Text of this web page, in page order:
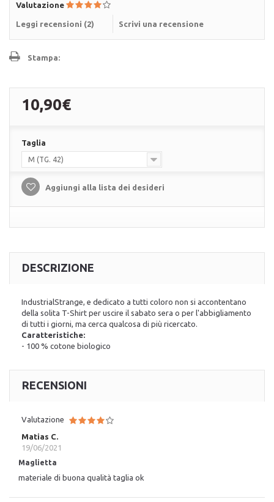
Valutazione
Leggi recensioni (2) Scrivi una recensione
Stampa:
10,90€
Taglia
M (TG. 42)
Aggiungi alla lista dei desideri
DESCRIZIONE
IndustrialStrange, e dedicato a tutti coloro non si accontentano
della solita T-Shirt per uscire il sabato sera o per l'abbigliamento
di tutti i giorni, ma cerca qualcosa di più ricercato.
Caratteristiche:
- 100 % cotone biologico
RECENSIONI
Valutazione
Matias C.
19/06/2021
Maglietta
materiale di buona qualità taglia ok